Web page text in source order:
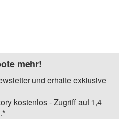
mehr!
und erhalte exklusive
kostenlos - Zugriff auf 1,4